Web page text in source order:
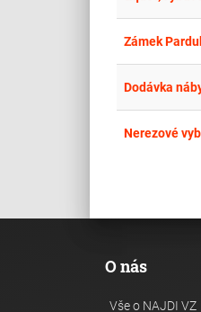
Zámek
Dodávka
Nerezové
O nás
Vše o NAJDI VZ